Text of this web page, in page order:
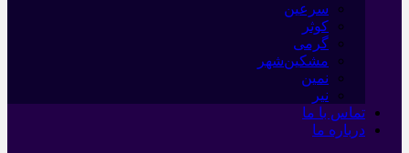
سرعین
کوثر
گرمی
مشکین‌شهر
نمین
نیر
تماس با ما
درباره ما